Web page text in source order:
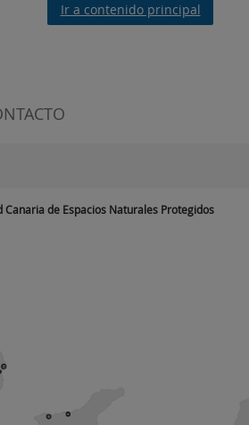
Ir a contenido principal
Canaria de Espacios Naturales Protegidos